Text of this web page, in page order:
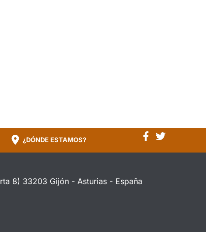
¿DÓNDE ESTAMOS?
8) 33203 Gijón - Asturias - España